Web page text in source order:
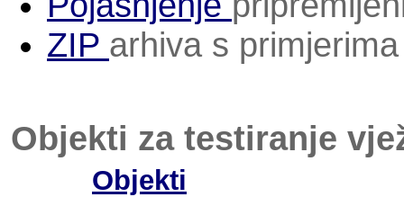
ZIP arhiva s
Objekti za testiranje
Objekti